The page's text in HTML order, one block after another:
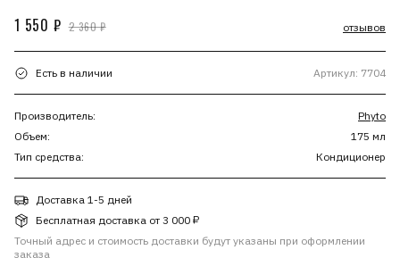
1 550 ₽ 2 360 ₽ отзывов
Есть в наличии Артикул: 7704
Производитель:
Phyto
Объем:
175 мл
Тип средства:
Кондиционер
Доставка 1-5 дней
Бесплатная доставка от 3 000 ₽
Точный адрес и стоимость доставки будут указаны при оформлении
заказа